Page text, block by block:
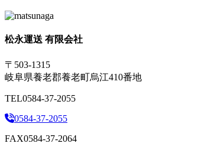
松永運送 有限会社
〒503-1315
岐阜県養老郡養老町烏江410番地
TEL0584-37-2055
0584-37-2055
FAX0584-37-2064